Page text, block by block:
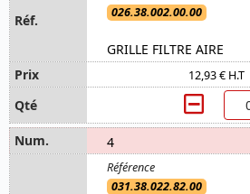
026.38.002.00.00
GRILLE FILTRE AIRE
12,93 € H.T
4
031.38.022.82.00